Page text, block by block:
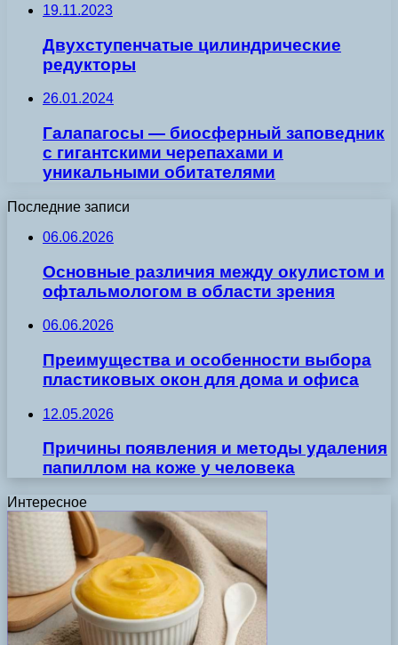
19.11.2023
Двухступенчатые цилиндрические
редукторы
26.01.2024
Галапагосы — биосферный заповедник
с гигантскими черепахами и
уникальными обитателями
Последние записи
06.06.2026
Основные различия между окулистом и
офтальмологом в области зрения
06.06.2026
Преимущества и особенности выбора
пластиковых окон для дома и офиса
12.05.2026
Причины появления и методы удаления
папиллом на коже у человека
Интересное